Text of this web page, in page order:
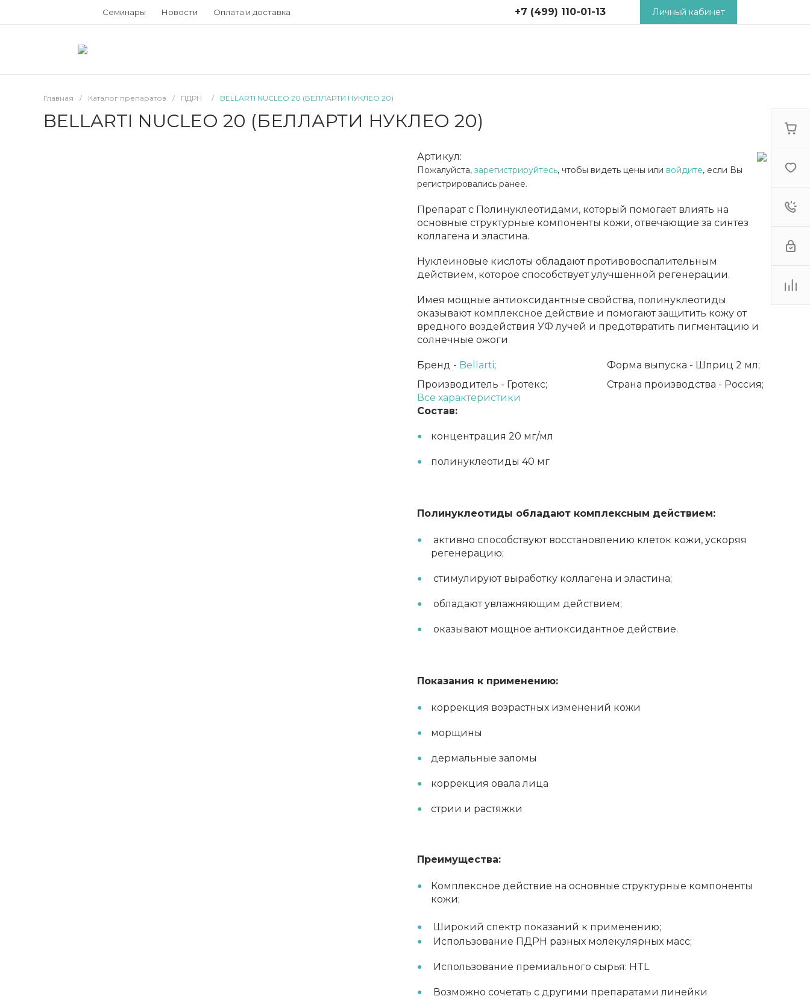
Семинары Новости Оплата и доставка +7 (499) 110-01-13 Личный кабинет
Главная / Каталог препаратов / ПДРН / BELLARTI NUCLEO 20 (БЕЛЛАРТИ НУКЛЕО 20)
BELLARTI NUCLEO 20 (БЕЛЛАРТИ НУКЛЕО 20)
Артикул:
Пожалуйста, зарегистрируйтесь, чтобы видеть цены или войдите, если Вы
регистрировались ранее.
Препарат с Полинуклеотидами, который помогает влиять на
основные структурные компоненты кожи, отвечающие за синтез
коллагена и эластина.
Нуклеиновые кислоты обладают противовоспалительным
действием, которое способствует улучшенной регенерации.
Имея мощные антиоксидантные свойства, полинуклеотиды
оказывают комплексное действие и помогают защитить кожу от
вредного воздействия УФ лучей и предотвратить пигментацию и
солнечные ожоги
Бренд - Bellarti; Форма выпуска - Шприц 2 мл;
Производитель - Гротекс; Страна производства - Россия;
Все характеристики
Состав:
концентрация 20 мг/мл
полинуклеотиды 40 мг
Полинуклеотиды обладают комплексным действием:
активно способствуют восстановлению клеток кожи, ускоряя
регенерацию;
стимулируют выработку коллагена и эластина;
обладают увлажняющим действием;
оказывают мощное антиоксидантное действие.
Показания к применению:
коррекция возрастных изменений кожи
морщины
дермальные заломы
коррекция овала лица
стрии и растяжки
Преимущества:
Комплексное действие на основные структурные компоненты
кожи;
Широкий спектр показаний к применению;
Использование ПДРН разных молекулярных масс;
Использование премиального сырья: HTL
Возможно сочетать с другими препаратами линейки